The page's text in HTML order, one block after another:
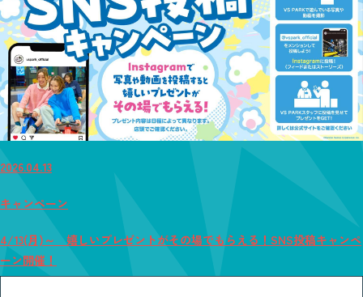
2026.04.13
キャンペーン
4/13(月)～ 嬉しいプレゼントがその場でもらえる！SNS投稿キャンペ
ーン開催！